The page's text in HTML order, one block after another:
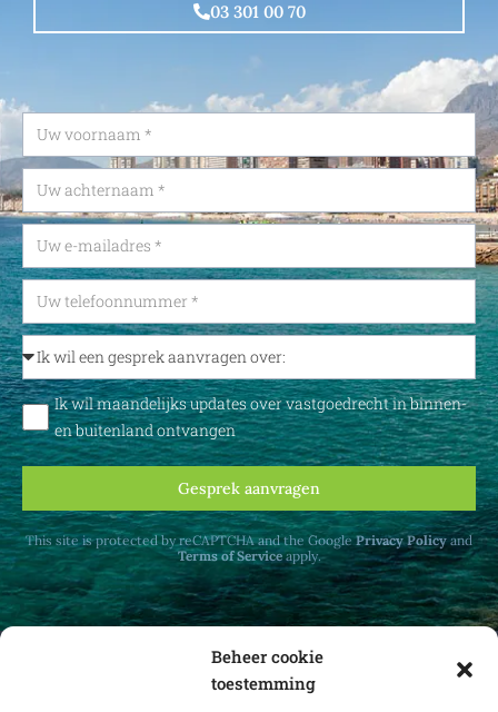
Beheer cookie
toestemming
03 301 00 70
Ik wil maandelijks updates over vastgoedrecht in binnen-
en buitenland ontvangen
Gesprek aanvragen
This site is protected by reCAPTCHA and the GooglePrivacy Policyand
Terms of Serviceapply.
Ontvang maandelijks updates over